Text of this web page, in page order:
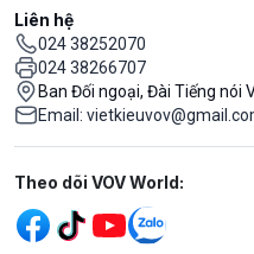
Liên hệ
024 38252070
024 38266707
Ban Đối ngoại, Đài Tiếng nói
Email:
Mạng xã hội
Theo dõi VOV World: